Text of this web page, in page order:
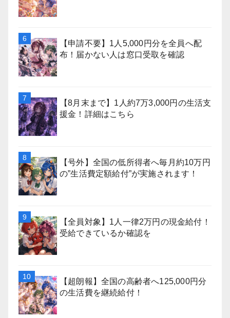
【申請不要】1人5,000円分を全員へ配
布！届かない人は窓口受取を確認
【8月末まで】1人約7万3,000円の生活支
援金！詳細はこちら
【号外】全国の低所得者へ毎月約10万円
の”生活費定額給付”が実施されます！
【全員対象】1人一律2万円の現金給付！
受給できているか確認を
【超朗報】全国の高齢者へ125,000円分
の生活費を継続給付！